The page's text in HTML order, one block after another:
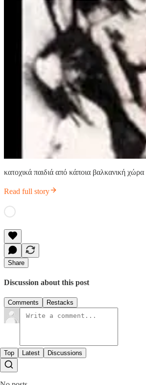
κατοχικά παιδιά από κάποια βαλκανική χώρα
Read full story
Share
Discussion about this post
Comments Restacks
Top Latest Discussions